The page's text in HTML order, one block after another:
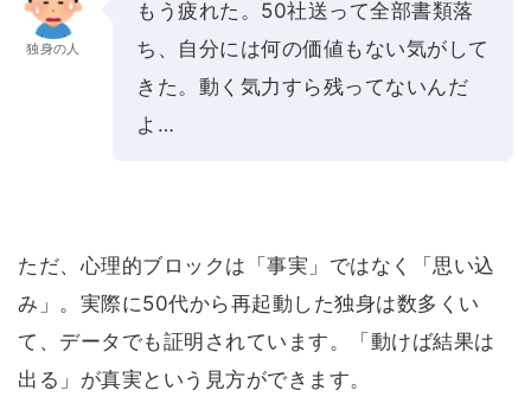
独身の人
もう疲れた。50社送って全部書類落
ち、自分には何の価値もない気がして
きた。動く気力すら残ってないんだ
よ…
ただ、心理的ブロックは「事実」ではなく「思い込
み」。実際に50代から再起動した独身は数多くい
て、データでも証明されています。「動けば結果は
出る」が真実という見方ができます。